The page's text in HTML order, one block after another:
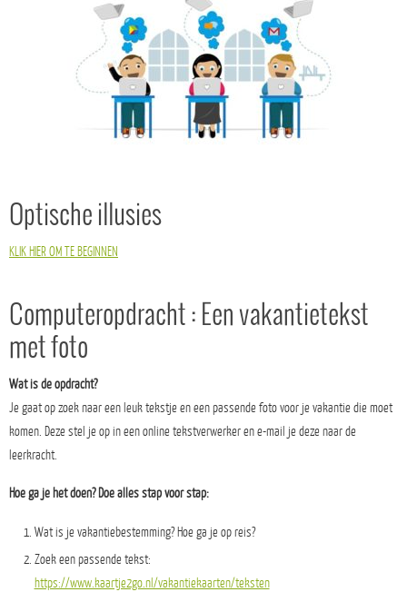
Optische illusies
KLIK HIER OM TE BEGINNEN
Computeropdracht : Een vakantietekst
met foto
Wat is de opdracht?
Je gaat op zoek naar een leuk tekstje en een passende foto voor je vakantie die moet
komen. Deze stel je op in een online tekstverwerker en e-mail je deze naar de
leerkracht.
Hoe ga je het doen? Doe alles stap voor stap:
Wat is je vakantiebestemming? Hoe ga je op reis?
Zoek een passende tekst:
https://www.kaartje2go.nl/vakantiekaarten/teksten